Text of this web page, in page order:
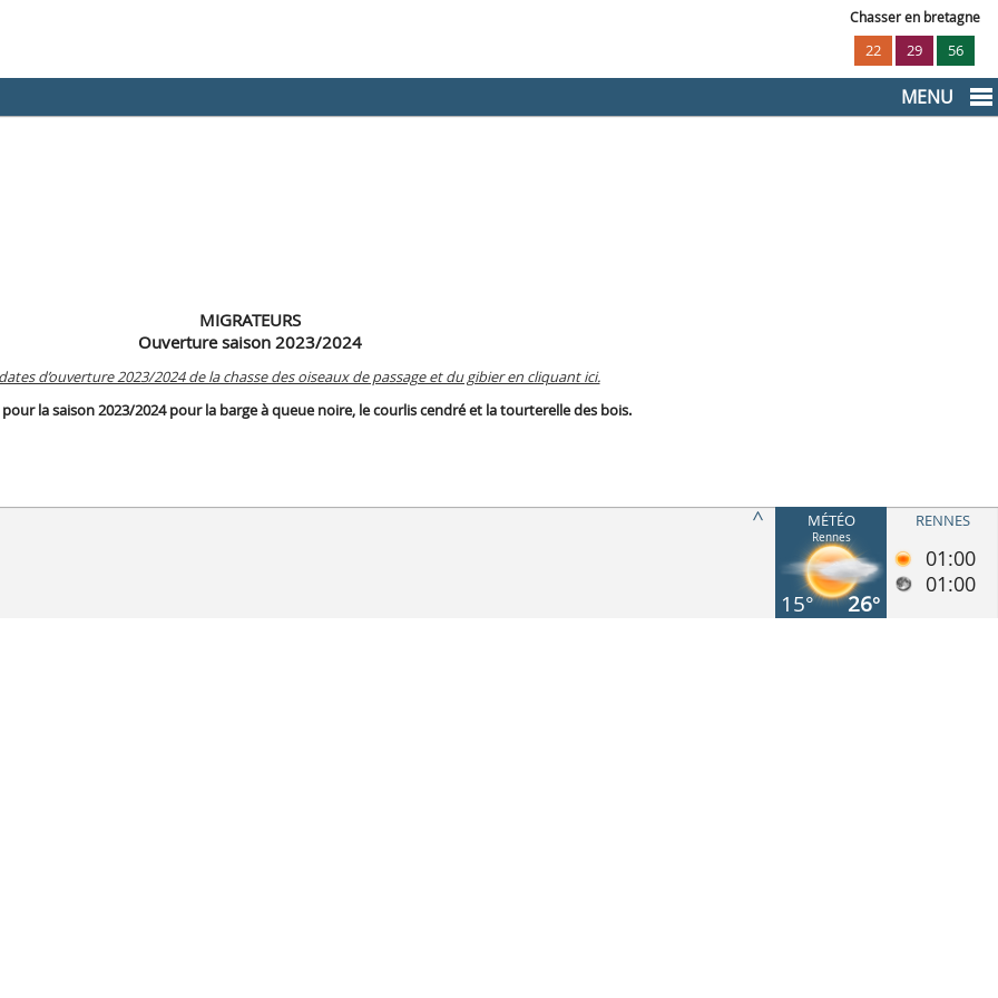
Chasser en bretagne
22 29 56
MENU
MIGRATEURS
Ouverture saison 2023/2024
d’ouverture 2023/2024 de la chasse des oiseaux de passage et du gibier en cliquant ici.
la saison 2023/2024 pour la barge à queue noire, le courlis cendré et la tourterelle des bois.
MÉTÉO
Rennes
15° 26°
RENNES
01:00
01:00